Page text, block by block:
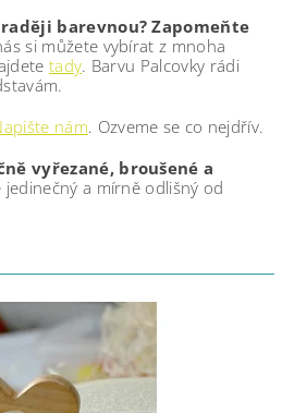
barevnou? Zapomeňte
si můžete vybírat z mnoha
tady. Barvu Palcovky rádi
nám. Ozveme se co nejdřív.
vyřezané, broušené a
jedinečný a mírně odlišný od